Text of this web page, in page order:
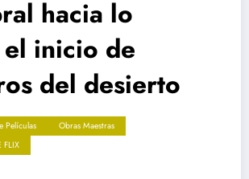
hacia lo
inicio de
del desierto
Películas
Obras Maestras
FLIX